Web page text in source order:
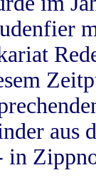
aus
in